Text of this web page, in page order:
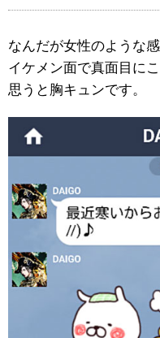
なんだが女性のような
イケメン面で真面目に
思うと胸キュンです。